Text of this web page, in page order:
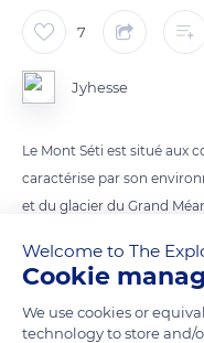
7
Jyhesse
Le Mont Séti est situé aux
caractérise par son
et du glacier du Grand
randonneur vers ce massif.
READ MORE
Welcome to The
Cookie
We use cookies or
technology to store and/